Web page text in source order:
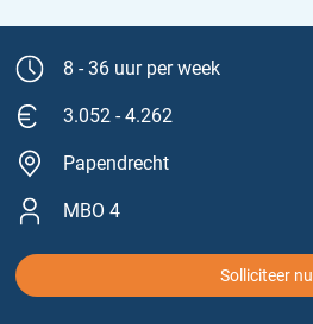
8 - 36 uur per week
3.052 - 4.262
Papendrecht
MBO 4
Solliciteer nu